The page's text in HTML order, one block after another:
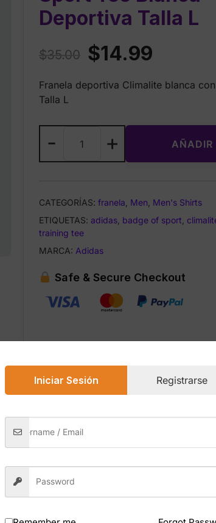
Deportiva Talla L
$35.00 Original
was:
$14.99
is:
Franela deportiva Climalite blanca
Talla L
-
Climalite
Badge
Tee
Blanca
–
Franela
Talla
cantidad
+ AÑADIR
CATEGORÍAS: franela Men Men's Shirts
ETIQUETAS: adidas badge of sport
training tee
MARCA: Adidas
Safe & Secure Checkout
franela deportiva diseñada para
la ventilación, mientras que su tejido
un estilo clásico y moderno. Ideal para
Iniciar Sesión Registrarse